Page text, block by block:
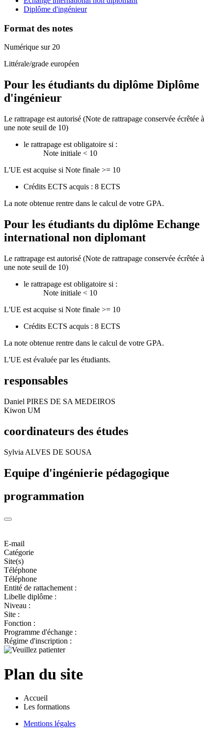
Diplôme d'ingénieur
Format des notes
Numérique sur 20
Littérale/grade européen
Pour les étudiants du diplôme Diplôme
d'ingénieur
Le rattrapage est autorisé (Note de rattrapage conservée écrêtée à
une note seuil de 10)
le rattrapage est obligatoire si :
Note initiale < 10
L'UE est acquise si Note finale >= 10
Crédits ECTS acquis : 8 ECTS
La note obtenue rentre dans le calcul de votre GPA.
Pour les étudiants du diplôme Echange
international non diplomant
Le rattrapage est autorisé (Note de rattrapage conservée écrêtée à
une note seuil de 10)
le rattrapage est obligatoire si :
Note initiale < 10
L'UE est acquise si Note finale >= 10
Crédits ECTS acquis : 8 ECTS
La note obtenue rentre dans le calcul de votre GPA.
L'UE est évaluée par les étudiants.
responsables
Daniel PIRES DE SA MEDEIROS
Kiwon UM
coordinateurs des études
Sylvia ALVES DE SOUSA
Equipe d'ingénierie pédagogique
programmation
E-mail
Catégorie
Site(s)
Téléphone
Téléphone
Entité de rattachement :
Libelle diplôme :
Niveau :
Site :
Fonction :
Programme d'échange :
Régime d'inscription :
Plan du site
Accueil
Les formations
Mentions légales